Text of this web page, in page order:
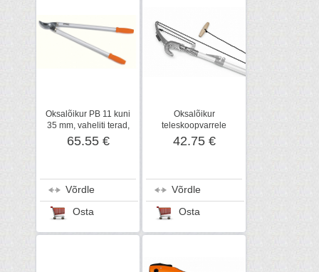
Oksalõikur PB 11 kuni
35 mm, vaheliti terad,
STIHL
65.55 €
Võrdle
Osta
Oksalõikur
teleskoopvarrele
42.75 €
Võrdle
Osta